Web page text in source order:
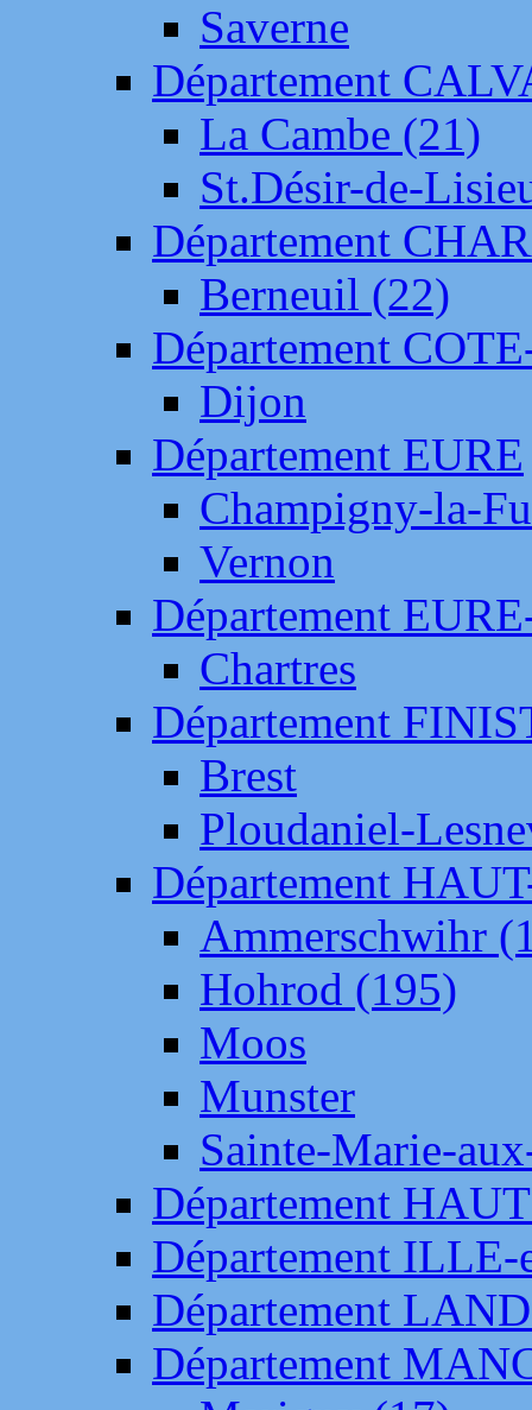
Saverne
Département
La Cambe (21)
St.Désir-de-
Département
Berneuil (22)
Département
Dijon
Département EURE
Champigny-la-
Vernon
Département
Chartres
Département
Brest
Ploudaniel-
Département
Ammerschwihr
Hohrod (195)
Moos
Munster
Sainte-Marie-
Département
Département
Département
Département